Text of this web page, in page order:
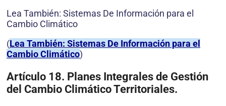
Lea También: Sistemas De Información para el
Cambio Climático
(Lea También: Sistemas De Información para el
Cambio Climático)
Artículo 18. Planes Integrales de Gestión
del Cambio Climático Territoriales.